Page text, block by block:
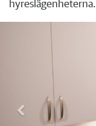
hyreslägenheterna.